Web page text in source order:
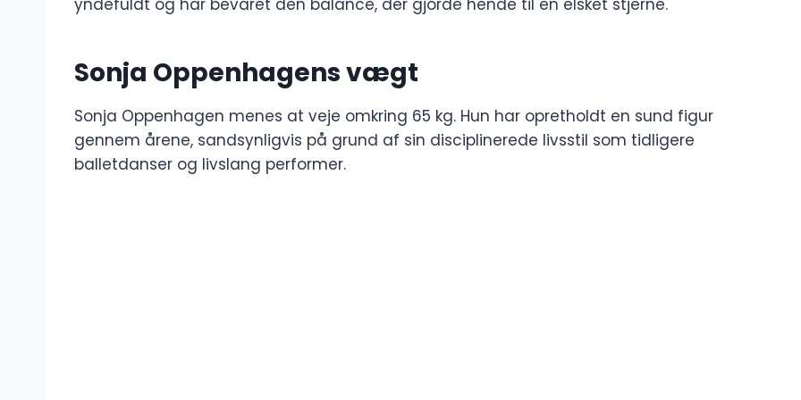
yndefuldt og har bevaret den balance, der gjorde hende til en elsket stjerne.
Sonja Oppenhagens vægt
Sonja Oppenhagen menes at veje omkring 65 kg. Hun har opretholdt en sund figur
gennem årene, sandsynligvis på grund af sin disciplinerede livsstil som tidligere
balletdanser og livslang performer.